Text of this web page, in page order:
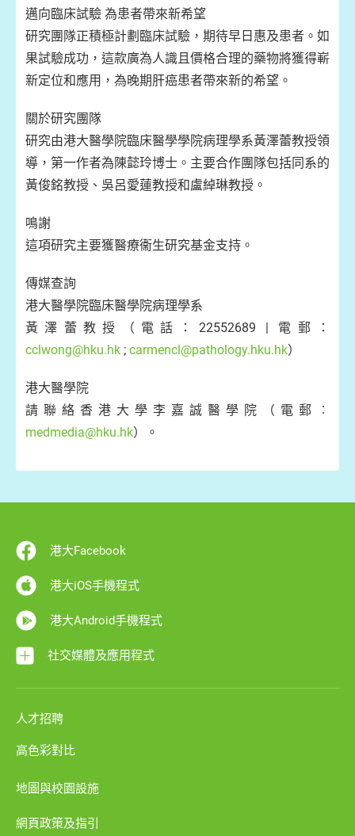
邁向臨床試驗 為患者帶來新希望
研究團隊正積極計劃臨床試驗，期待早日惠及患者。如
果試驗成功，這款廣為人識且價格合理的藥物將獲得嶄
新定位和應用，為晚期肝癌患者帶來新的希望。
關於研究團隊
研究由港大醫學院臨床醫學學院病理學系黃澤蕾教授領
導，第一作者為陳懿玲博士。主要合作團隊包括同系的
黃俊銘教授、吳呂愛蓮教授和盧綽琳教授。
鳴謝
這項研究主要獲醫療衞生研究基金支持。
傳媒查詢
港大醫學院臨床醫學院病理學系
黃澤蕾教授（電話：22552689 | 電郵：
cclwong@hku.hk ; carmencl@pathology.hku.hk）
港大醫學院
請聯絡香港大學李嘉誠醫學院（電郵︰
medmedia@hku.hk）。
港大Facebook
港大iOS手機程式
港大Android手機程式
社交媒體及應用程式
人才招聘
高色彩對比
地圖與校園設施
網頁政策及指引